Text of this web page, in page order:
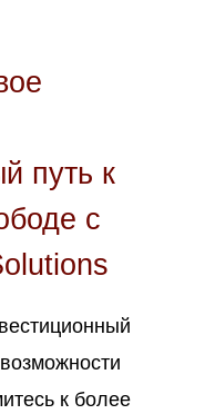
путь к
с
к более